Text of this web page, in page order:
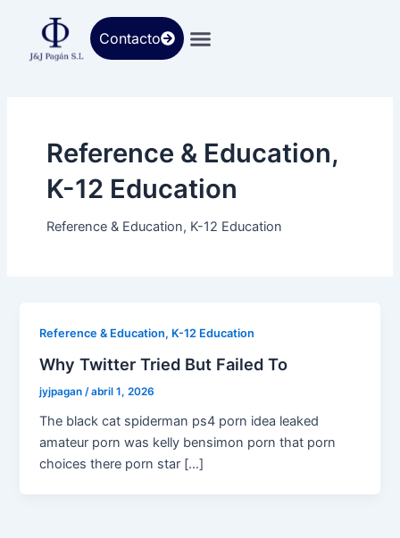
contenido
Contacto
Reference & Education,
K-12 Education
Reference & Education, K-12 Education
Reference & Education, K-12 Education
Why Twitter Tried But Failed To
jyjpagan/abril 1, 2026
The black cat spiderman ps4 porn idea leaked
amateur porn was kelly bensimon porn that porn
choices there porn star […]